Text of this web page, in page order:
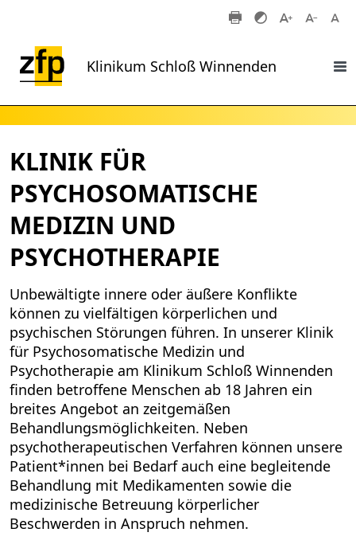
Klinikum Schloß Winnenden
KLINIK FÜR
PSYCHOSOMATISCHE
MEDIZIN UND
PSYCHOTHERAPIE
Unbewältigte innere oder äußere Konflikte
können zu vielfältigen körperlichen und
psychischen Störungen führen. In unserer Klinik
für Psychosomatische Medizin und
Psychotherapie am Klinikum Schloß Winnenden
finden betroffene Menschen ab 18 Jahren ein
breites Angebot an zeitgemäßen
Behandlungsmöglichkeiten. Neben
psychotherapeutischen Verfahren können unsere
Patient*innen bei Bedarf auch eine begleitende
Behandlung mit Medikamenten sowie die
medizinische Betreuung körperlicher
Beschwerden in Anspruch nehmen.